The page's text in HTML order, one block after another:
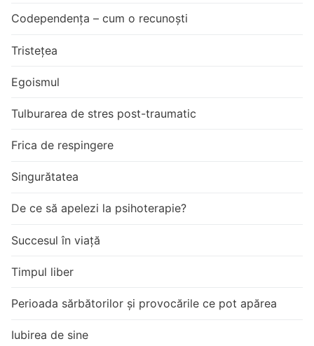
Codependența – cum o recunoști
Tristețea
Egoismul
Tulburarea de stres post-traumatic
Frica de respingere
Singurătatea
De ce să apelezi la psihoterapie?
Succesul în viață
Timpul liber
Perioada sărbătorilor și provocările ce pot apărea
Iubirea de sine